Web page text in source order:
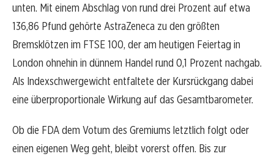
unten. Mit einem Abschlag von rund drei Prozent auf etwa
136,86 Pfund gehörte AstraZeneca zu den größten
Bremsklötzen im FTSE 100, der am heutigen Feiertag in
London ohnehin in dünnem Handel rund 0,1 Prozent nachgab.
Als Indexschwergewicht entfaltete der Kursrückgang dabei
eine überproportionale Wirkung auf das Gesamtbarometer.
Ob die FDA dem Votum des Gremiums letztlich folgt oder
einen eigenen Weg geht, bleibt vorerst offen. Bis zur